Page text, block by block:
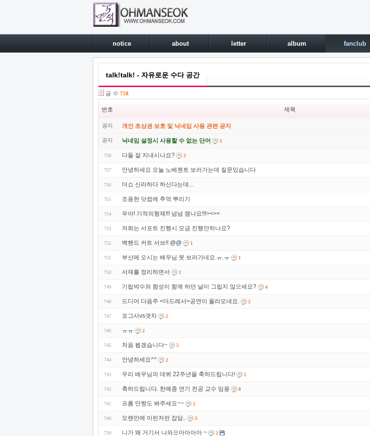
notice about letter album fanclub
talk!talk! - 자유로운 수다 공간
글 수 758
번호 제목
공지 개인 초상권 보호 및 닉네임 사용 관련 공지
공지 닉네임 설정시 사용할 수 없는 단어 3
758 다들 잘 지내시나요? 2
757 안녕하세요 오늘 노베첸토 보러가는데 질문있습니다
756 더쇼 신라하다 하신다는데...
755 조용한 닷컴에 추억 뿌리기
754 우아! 기적의형제!!! 넘넘 잼나요!!!><><
753 저희는 서포트 진행시 모금 진행안하나요?
752 백핸드 커트 서브!! @@ 1
751 부산에 오시는 배우님 못 보러가네요.ㅠ.ㅠ 1
750 서재를 정리하면서 1
749 기립박수와 함성이 함께 하던 날이 그립지 않으세요? 4
748 드디어 다음주 <더드레서>공연이 올라오네요. 2
747 포그사vs갯차 2
746 ㅠㅠ 2
745 처음 뵙겠습니다~ 5
744 안녕하세요^^ 2
743 우리 배우님의 데뷔 22주년을 축하드립니다! 2
742 축하드립니다. 한예종 연기 전공 교수 임용 8
741 프롬 만짱도 봐주세요~~ 2
740 오랜만에 이런저런 잡담.. 3
739 니가 왜 거기서 나와으아아아아 ~ 2